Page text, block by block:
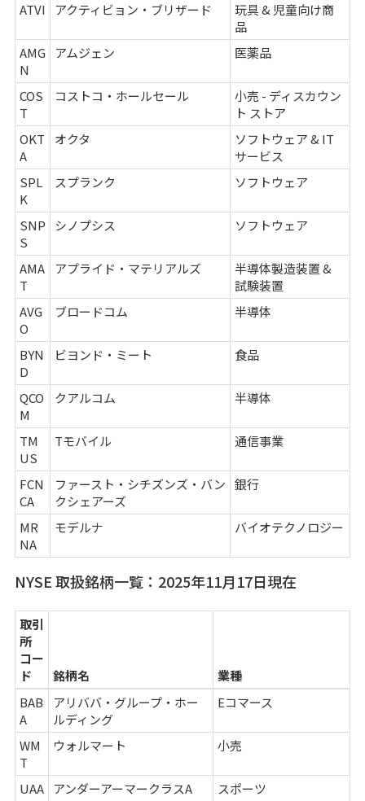
ATVI
アクティビョン・ブリザード
玩具 & 児童向け商
品
AMG
N
アムジェン 医薬品
COS
T
コストコ・ホールセール
小売 - ディスカウン
ト ストア
OKT
A
オクタ
ソフトウェア & IT
サービス
SPL
K
スプランク ソフトウェア
SNP
S
シノプシス ソフトウェア
AMA
T
アプライド・マテリアルズ
半導体製造装置 &
試験装置
AVG
O
ブロードコム 半導体
BYN
D
ビヨンド・ミート 食品
QCO
M
クアルコム 半導体
TM
US
Tモバイル 通信事業
FCN
CA
ファースト・シチズンズ・バン
クシェアーズ
銀行
MR
NA
モデルナ バイオテクノロジー
NYSE 取扱銘柄一覧：2025年11月17日現在
取引
所
コー
ド
銘柄名
業種
BAB
A
アリババ・グループ・ホー
ルディング
Eコマース
WM
T
ウォルマート 小売
UAA アンダーアーマークラスA スポーツ